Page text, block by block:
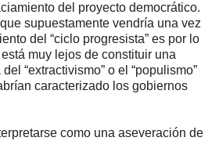
del proyecto democrático.
supuestamente vendría una vez
del “ciclo progresista” es por lo
muy lejos de constituir una
“extractivismo” o el “populismo”
caracterizado los gobiernos
como una aseveración de